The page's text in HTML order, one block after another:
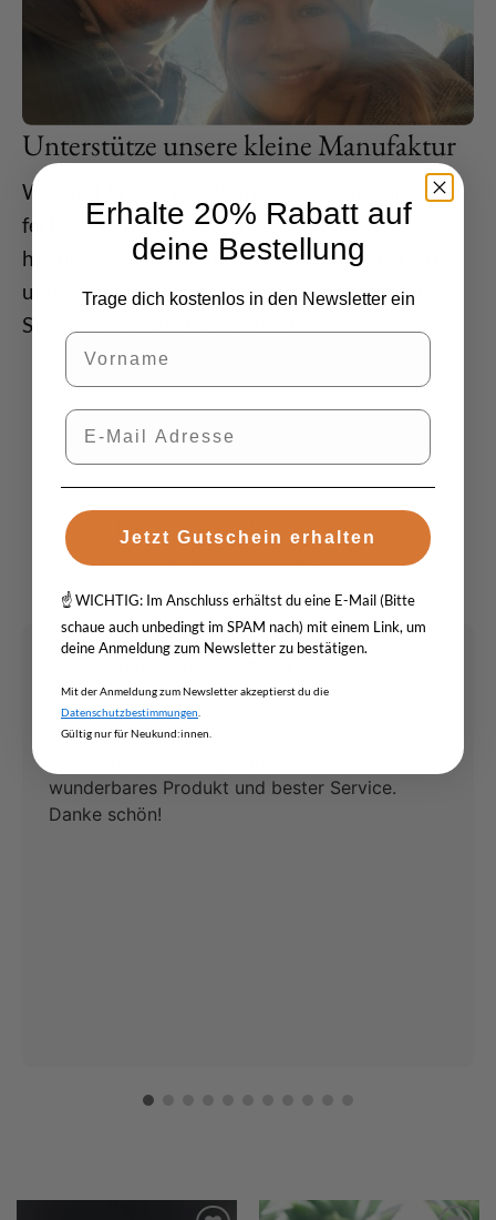
Unterstütze unsere kleine Manufaktur
Wir sind Ariane und Raffaele Di Pietro und
fertigen nahe dem Chiemsee seit 2014
handgemachten Naturschmuck. Mit viel Liebe
und hochwertigen Materialien entsteht jedes
Stück als einzigartiges Unikat.
Hervorragend⭐⭐⭐⭐⭐4.8
Basierend aufunseren Rezensionen
über Google
Ich habe bei Tollwood ein Spa-Peeling in
wunderbares Produkt und bester Service.
Danke schön!
Erhalte 20% Rabatt auf
deine Bestellung
Trage dich kostenlos in den Newsletter ein
Vorname
E-Mail
Jetzt Gutschein erhalten
☝️ WICHTIG: Im Anschluss erhältst du eine E-Mail (Bitte
schaue auch unbedingt im SPAM nach) mit einem Link, um
deine Anmeldung zum Newsletter zu bestätigen.
Mit der Anmeldung zum Newsletter akzeptierst du die
Datenschutzbestimmungen
Gültig nur für Neukund:innen.